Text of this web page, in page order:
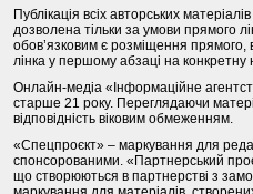
Публікація всіх авторських
дозволена тільки за умови прямого
обов’язковим є розміщення прямого,
лінка у першому абзаці на конкретну
Онлайн-медіа «Інформаційне
старше 21 року. Переглядаючи
відповідність віковим обмеженням.
«Спецпроєкт» – маркування для
спонсорованими. «Партнерський
що створюються в партнерстві з